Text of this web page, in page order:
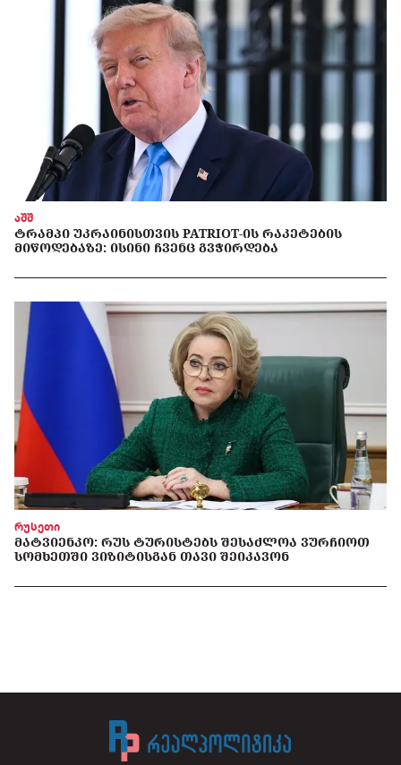
აშშ
ᲢᲠᲐᲛᲞᲘ ᲣᲙᲠᲐᲘᲜᲘᲡᲗᲕᲘᲡ PATRIOT-ᲘᲡ ᲠᲐᲙᲔᲢᲔᲑᲘᲡ
ᲛᲘᲬᲝᲓᲔᲑᲐᲖᲔ: ᲘᲡᲘᲜᲘ ᲩᲕᲔᲜᲪ ᲒᲕᲭᲘᲠᲓᲔᲑᲐ
რუსეთი
ᲛᲐᲢᲕᲘᲔᲜᲙᲝ: ᲠᲣᲡ ᲢᲣᲠᲘᲡᲢᲔᲑᲡ ᲨᲔᲡᲐᲫᲚᲝᲐ ᲕᲣᲠᲩᲘᲝᲗ
ᲡᲝᲛᲮᲔᲗᲨᲘ ᲕᲘᲖᲘᲢᲘᲡᲒᲐᲜ ᲗᲐᲕᲘ ᲨᲔᲘᲙᲐᲕᲝᲜ